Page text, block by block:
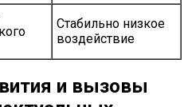
Стабильно низкое
воздействие
и вызовы